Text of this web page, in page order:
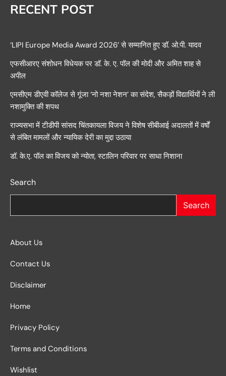
RECENT POST
‘LIPI Europe Media Award 2026’ से सम्मानित हुए डॉ. ओ.पी. यादव
एफसीआरए संशोधन विधेयक पर डॉ. के. ए. पॉल की मोदी और अमित शाह से
अपील
एमसीएम डीएवी कॉलेज से गूंजा ‘नो नशा नेशन’ का संदेश, सैकड़ों विद्यार्थियों ने ली
नशामुक्ति की शपथ
राज्यसभा में टीडीपी सांसद चिंतकायला विजय ने विशेष सीबीआई अदालतों में वर्षों
से लंबित मामलों और न्यायिक देरी का मुद्दा उठाया
डॉ. के.ए. पॉल का विजय को न्योता, स्टालिन परिवार पर साधा निशाना
Search
Search
About Us
Contact Us
Disclaimer
Home
Privacy Policy
Terms and Conditions
Wishlist